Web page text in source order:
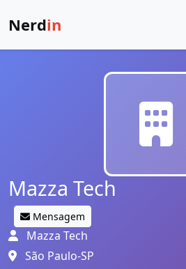
Nerdin
Mazza Tech
Mensagem
Mazza Tech
São Paulo-SP